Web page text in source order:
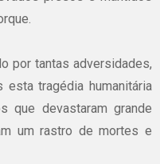
por tantas adversidades,
esta tragédia humanitária
que devastaram grande
um rastro de mortes e